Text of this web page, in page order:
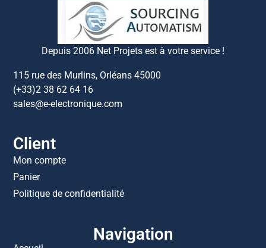
Depuis 2006 Net Projets est à votre service !
115 rue des Murlins, Orléans 45000
(+33)2 38 62 64 16
sales@e-electronique.com
Client
Mon compte
Panier
Politique de confidentialité
Navigation